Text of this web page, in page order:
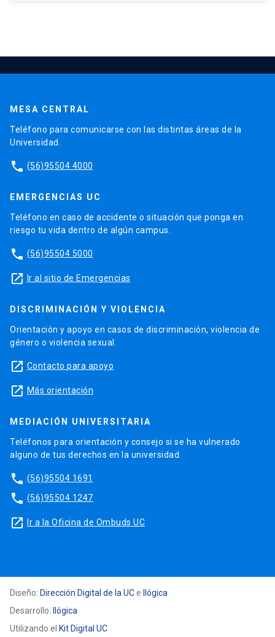
MESA CENTRAL
Teléfono para comunicarse con las distintas áreas de la
Universidad.
phone (56)95504 4000
EMERGENCIAS UC
Teléfono en caso de accidente o situación que ponga en
riesgo tu vida dentro de algún campus.
phone (56)95504 5000
launch Ir al sitio de Emergencias
DISCRIMINACIÓN Y VIOLENCIA
Orientación y apoyo en casos de discriminación, violencia de
género o violencia sexual.
launch Contacto para apoyo
launch Más orientación
MEDIACIÓN UNIVERSITARIA
Teléfonos para orientación y consejo si se ha vulnerado
alguno de tus derechos en la universidad.
phone (56)95504 1691
phone (56)95504 1247
launch Ir a la Oficina de Ombuds UC
Diseño: Dirección Digital de la UCe
Ilógica
Desarrollo:
Ilógica
Utilizando el Kit Digital UC